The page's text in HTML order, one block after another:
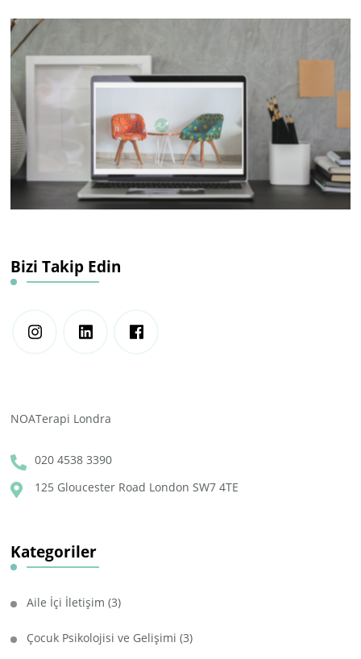
Bizi Takip Edin
NOATerapi Londra
020 4538 3390
125 Gloucester Road London SW7 4TE
Kategoriler
Aile İçi İletişim (3)
Çocuk Psikolojisi ve Gelişimi (3)